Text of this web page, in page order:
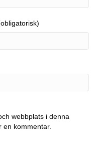
webbplats i denna
en kommentar.